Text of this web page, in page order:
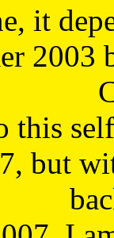
it
2003
this
but